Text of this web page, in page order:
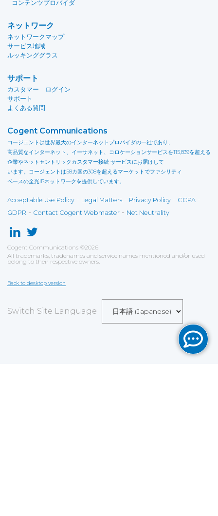
コンテンツプロバイダ
ネットワーク
ネットワークマップ
サービス地域
ルッキンググラス
サポート
カスタマー ログイン
サポート
よくある質問
Cogent Communications
コージェントは世界最大のインターネットプロバイダの一社であり、
高品質なインターネット、イーサネット、コロケーションサービスを115,839を超える
企業やネットセントリックカスタマー接続 サービスにお届けして
います。コージェントは58カ国の308を超えるマーケットでファシリティ
ベースの全光IPネットワークを提供しています。
Acceptable Use Policy - Legal Matters - Privacy Policy - CCPA -
GDPR - Contact Cogent Webmaster - Net Neutrality
Cogent Communications ©2026
All trademarks, tradenames and service names mentioned and/or used
belong to their respective owners.
Back to desktop version
Switch Site Language